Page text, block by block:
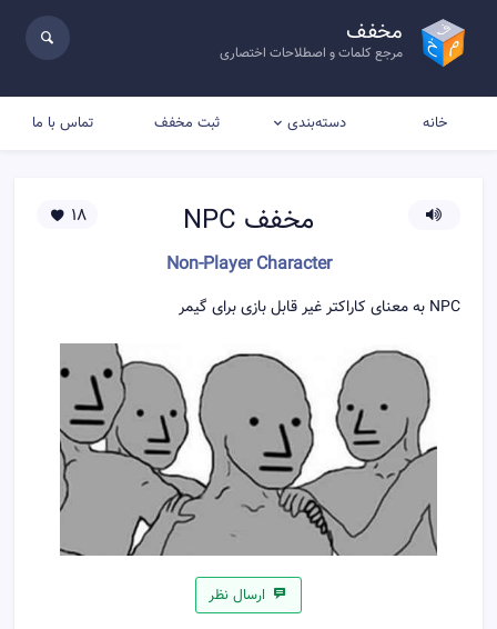
مخفف
مرجع کلمات و اصطلاحات اختصاری
خانه دسته‌بندی ثبت مخفف تماس با ما
مخفف NPC
Non-Player Character
18
NPC به معنای کاراکتر غیر قابل بازی برای گیمر
ارسال نظر